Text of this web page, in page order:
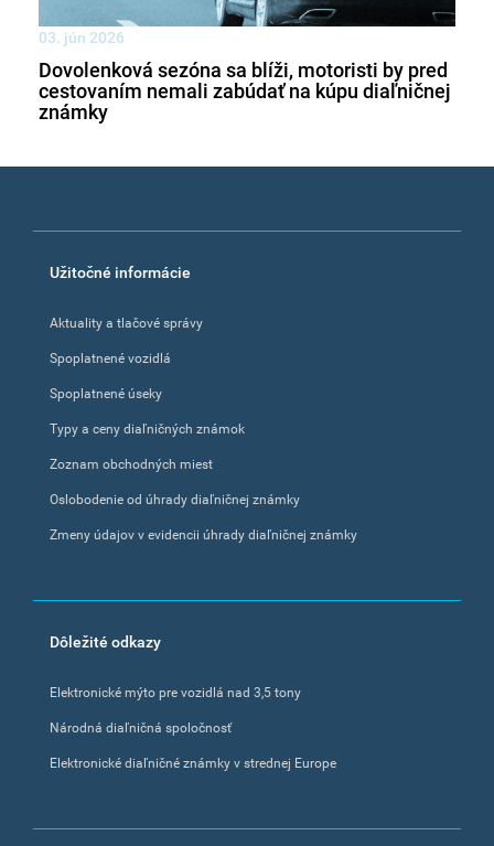
03. jún 2026
Dovolenková sezóna sa blíži, motoristi by pred
cestovaním nemali zabúdať na kúpu diaľničnej
známky
Footer
Užitočné informácie
Aktuality a tlačové správy
Spoplatnené vozidlá
Spoplatnené úseky
Typy a ceny diaľničných známok
Zoznam obchodných miest
Oslobodenie od úhrady diaľničnej známky
Zmeny údajov v evidencii úhrady diaľničnej známky
Dôležité odkazy
Elektronické mýto pre vozidlá nad 3,5 tony
Národná diaľničná spoločnosť
Elektronické diaľničné známky v strednej Europe